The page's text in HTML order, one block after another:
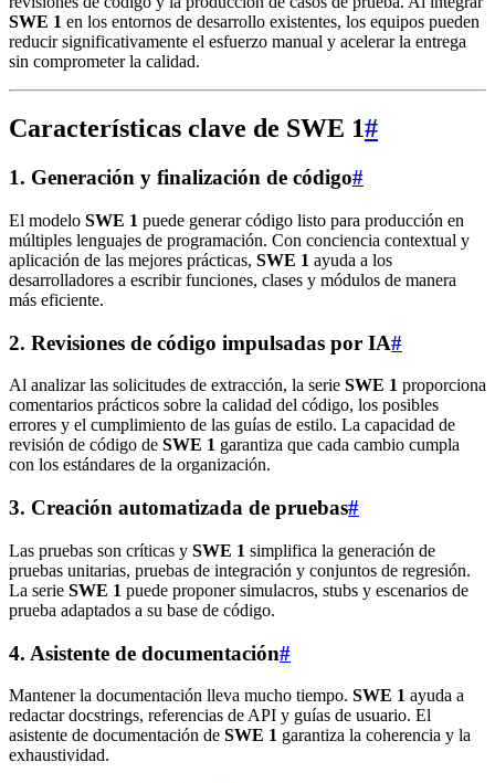
SWE 1 en los entornos de desarrollo existentes, los equipos pueden
reducir significativamente el esfuerzo manual y acelerar la entrega
sin comprometer la calidad.
Características clave de SWE 1#
1. Generación y finalización de código#
El modelo SWE 1 puede generar código listo para producción en
múltiples lenguajes de programación. Con conciencia contextual y
aplicación de las mejores prácticas, SWE 1 ayuda a los
desarrolladores a escribir funciones, clases y módulos de manera
más eficiente.
2. Revisiones de código impulsadas por IA#
Al analizar las solicitudes de extracción, la serie SWE 1 proporciona
comentarios prácticos sobre la calidad del código, los posibles
errores y el cumplimiento de las guías de estilo. La capacidad de
revisión de código de SWE 1 garantiza que cada cambio cumpla
con los estándares de la organización.
3. Creación automatizada de pruebas#
Las pruebas son críticas y SWE 1 simplifica la generación de
pruebas unitarias, pruebas de integración y conjuntos de regresión.
La serie SWE 1 puede proponer simulacros, stubs y escenarios de
prueba adaptados a su base de código.
4. Asistente de documentación#
Mantener la documentación lleva mucho tiempo. SWE 1 ayuda a
redactar docstrings, referencias de API y guías de usuario. El
asistente de documentación de SWE 1 garantiza la coherencia y la
exhaustividad.